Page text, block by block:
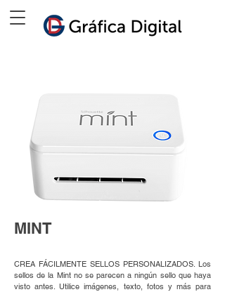
MINT
CREA FÁCILMENTE SELLOS PERSONALIZADOS. Los
sellos de la Mint no se parecen a ningún sello que haya
visto antes. Utilice imágenes, texto, fotos y más para